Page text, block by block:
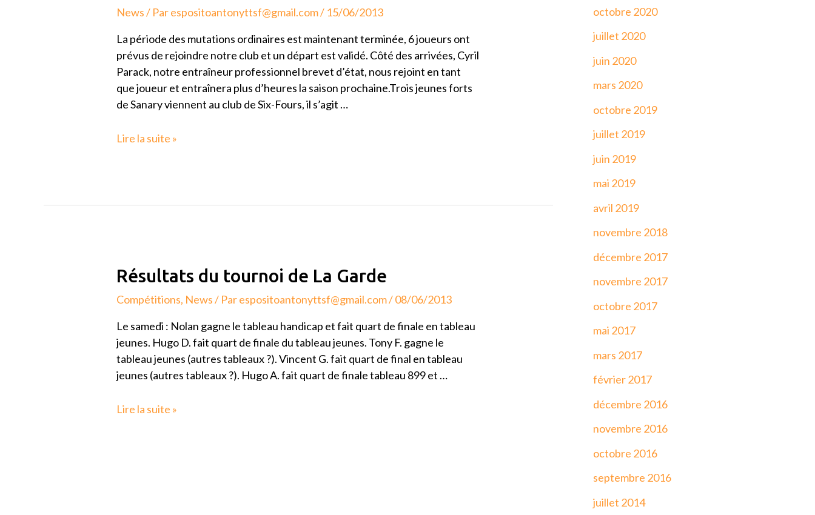
News/ Parespositoantonyttsf@gmail.com/ 15/06/2013
La période des mutations ordinaires est maintenant terminée, 6 joueurs ont
prévus de rejoindre notre club et un départ est validé. Côté des arrivées, Cyril
Parack, notre entraîneur professionnel brevet d’état, nous rejoint en tant
que joueur et entraînera plus d’heures la saison prochaine.Trois jeunes forts
de Sanary viennent au club de Six-Fours, il s’agit …
Lire la suite »
Résultats du tournoi de La Garde
Compétitions, News/ Parespositoantonyttsf@gmail.com/08/06/2013
Le samedi : Nolan gagne le tableau handicap et fait quart de finale en tableau
jeunes. Hugo D. fait quart de finale du tableau jeunes. Tony F. gagne le
tableau jeunes (autres tableaux ?). Vincent G. fait quart de final en tableau
jeunes (autres tableaux ?). Hugo A. fait quart de finale tableau 899 et …
Résultats
tournoi
de
La
Garde
Lire la suite »
octobre 2020
juillet 2020
juin 2020
mars 2020
octobre 2019
juillet 2019
juin 2019
mai 2019
avril 2019
novembre 2018
décembre 2017
novembre 2017
octobre 2017
mai 2017
mars 2017
février 2017
décembre 2016
novembre 2016
octobre 2016
septembre 2016
juillet 2014